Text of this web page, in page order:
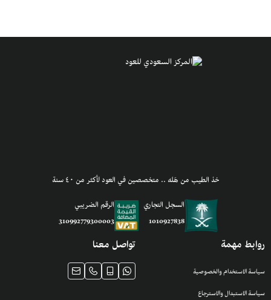
خذ الطيب من هَله .. متخصصين في العود لأكثر من ٤٠ سنة
السجل التجاري
1010927838
الرقم الضريبي
310992779300003
روابط مهمة
سياسة الاستخدام والخصوصية
سياسة الاستبدال والاسترجاع
تواصل معنا